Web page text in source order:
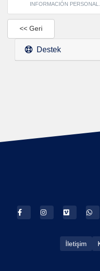
INFORMACIÓN
<< Geri
Destek
İletişim